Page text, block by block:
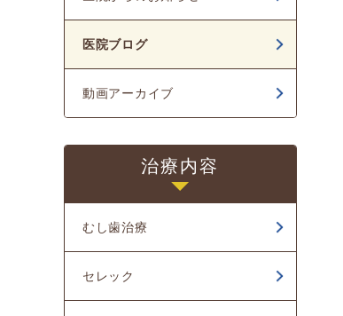
2023年12月
2023年10月
2023年04月
2023年02月
医院ブログ
動画アーカイブ
治療内容
むし歯治療
セレック